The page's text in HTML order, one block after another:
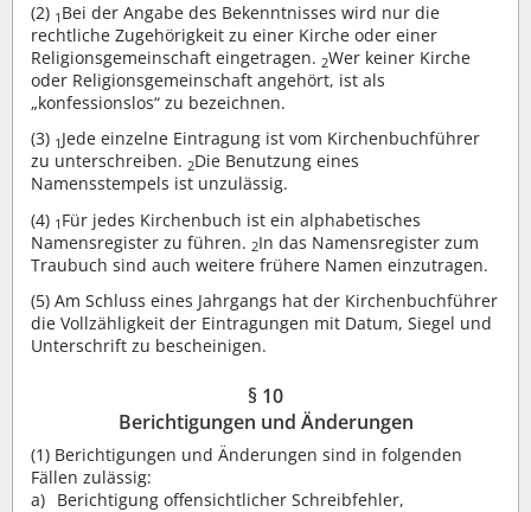
(2) 1 Bei der Angabe des Bekenntnisses wird nur die
rechtliche Zugehörigkeit zu einer Kirche oder einer
Religionsgemeinschaft eingetragen. 2Wer keiner Kirche
oder Religionsgemeinschaft angehört, ist als
„konfessionslos“ zu bezeichnen.
(3) 1Jede einzelne Eintragung ist vom Kirchenbuchführer
zu unterschreiben. 2Die Benutzung eines
Namensstempels ist unzulässig.
(4) 1 Für jedes Kirchenbuch ist ein alphabetisches
Namensregister zu führen. 2In das Namensregister zum
Traubuch sind auch weitere frühere Namen einzutragen.
(5) Am Schluss eines Jahrgangs hat der Kirchenbuchführer
die Vollzähligkeit der Eintragungen mit Datum, Siegel und
Unterschrift zu bescheinigen.
§ 10
Berichtigungen und Änderungen
(1) Berichtigungen und Änderungen sind in folgenden
Fällen zulässig:
Berichtigung offensichtlicher Schreibfehler,